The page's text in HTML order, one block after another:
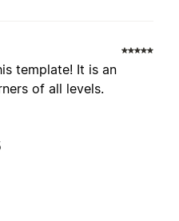
template! It is an
of all levels.